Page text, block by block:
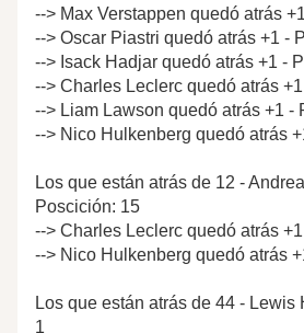
--> Max Verstappen quedó atrás
--> Oscar Piastri quedó atrás +1 -
--> Isack Hadjar quedó atrás +1 -
--> Charles Leclerc quedó atrás
--> Liam Lawson quedó atrás +1 -
--> Nico Hulkenberg quedó atrás
Los que están atrás de 12 -
Poscición: 15
--> Charles Leclerc quedó atrás
--> Nico Hulkenberg quedó atrás
Los que están atrás de 44 - Lewis
1